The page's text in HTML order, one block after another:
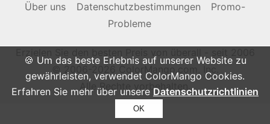
🍪 Um das beste Erlebnis auf unserer Website zu
gewährleisten, verwendet ColorMango Cookies.
Erfahren Sie mehr über unsere Datenschutzrichtlinien
OK
Über uns Datenschutzbestimmungen
Promo-
Probleme
© 2006-2026 ColorMango.com, Inc.
Alle Rechte vorbehalten.